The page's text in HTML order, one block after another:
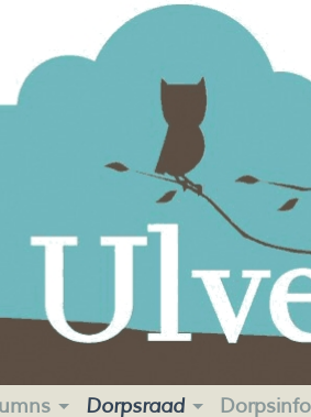
Dorpsraad Dorpsinfo